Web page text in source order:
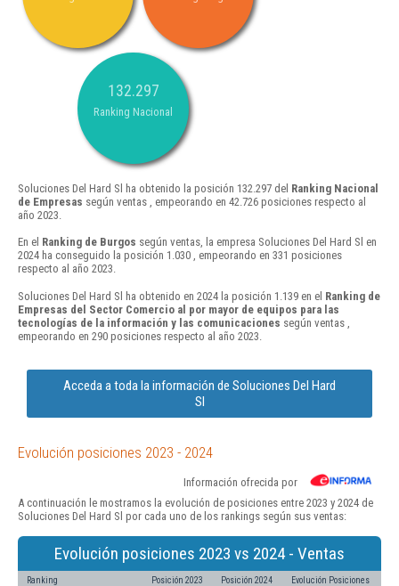
132.297
Ranking Nacional
Soluciones Del Hard Sl ha obtenido la posición 132.297 del Ranking Nacional
de Empresas según ventas , empeorando en 42.726 posiciones respecto al
año 2023.
En el Ranking de Burgos según ventas, la empresa Soluciones Del Hard Sl en
2024 ha conseguido la posición 1.030 , empeorando en 331 posiciones
respecto al año 2023.
Soluciones Del Hard Sl ha obtenido en 2024 la posición 1.139 en el Ranking de
Empresas del Sector Comercio al por mayor de equipos para las
tecnologías de la información y las comunicaciones según ventas ,
empeorando en 290 posiciones respecto al año 2023.
Acceda a toda la información de Soluciones Del Hard
Sl
Evolución posiciones 2023 - 2024
Información ofrecida por
A continuación le mostramos la evolución de posiciones entre 2023 y 2024 de
Soluciones Del Hard Sl por cada uno de los rankings según sus ventas:
Evolución posiciones 2023 vs 2024 - Ventas
Ranking Posición 2023 Posición 2024 Evolución Posiciones